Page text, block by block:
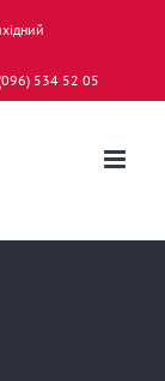
534 52 05